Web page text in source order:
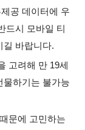
공 데이터에 우
드시 모바일 티
길 바랍니다.
고려해 만 19세
물하기는 불가능
문에 고민하는